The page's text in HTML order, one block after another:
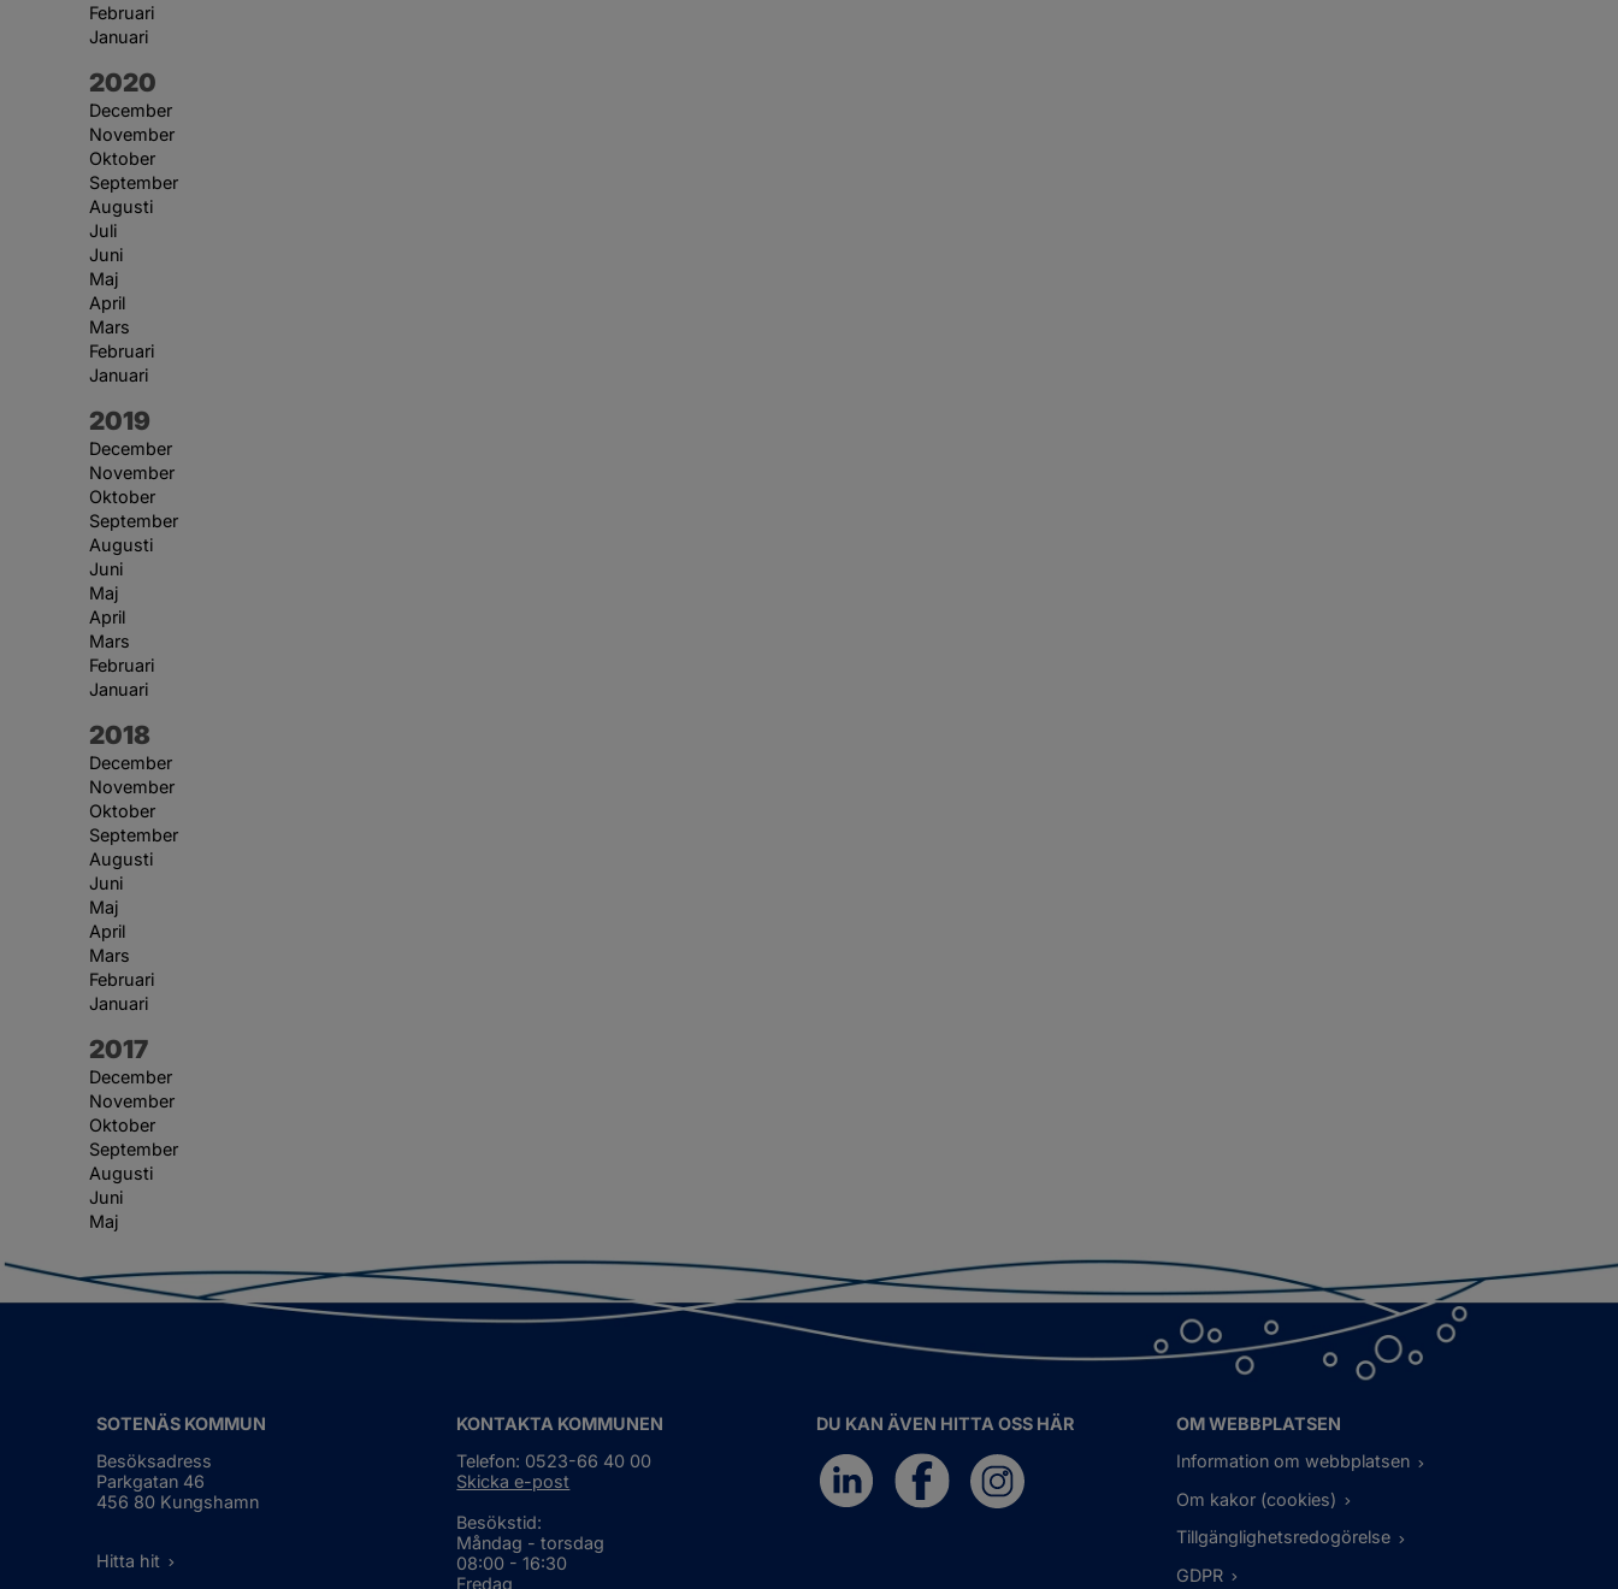
Februari
Januari
År:
2020
December
November
Oktober
September
Augusti
Juli
Juni
Maj
April
Mars
Februari
Januari
År:
2019
December
November
Oktober
September
Augusti
Juni
Maj
April
Mars
Februari
Januari
År:
2018
December
November
Oktober
September
Augusti
Juni
Maj
April
Mars
Februari
Januari
År:
2017
December
November
Oktober
September
Augusti
Juni
Maj
SOTENÄS KOMMUN
Besöksadress
Parkgatan 46
456 80 Kungshamn
Hitta hit
KONTAKTA KOMMUNEN
Telefon: 0523-66 40 00
Skicka e-post
Besökstid:
Måndag - torsdag
08:00 - 16:30
Fredag
DU KAN ÄVEN HITTA OSS HÄR
OM WEBBPLATSEN
Information om webbplatsen
Om kakor (cookies)
Tillgänglighetsredogörelse
GDPR